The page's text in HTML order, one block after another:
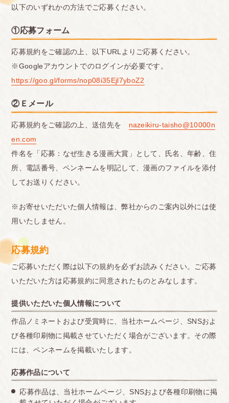
以下のいずれかの方法でご応募ください。
①応募フォーム
応募規約をご確認の上、以下URLよりご応募ください。
※Googleアカウントでのログインが必要です。
https://goo.gl/forms/nop08i35Ejl7yboZ2
②Ｅメール
応募規約をご確認の上、送信先を nazeikiru-taisho@10000n
en.com
件名を「応募：なぜ生きる漫画大賞」として、氏名、年齢、住
所、電話番号、ペンネームを明記して、漫画のファイルを添付
してお送りください。
※お寄せいただいた個人情報は、弊社からのご案内以外には使
用いたしません。
応募規約
ご応募いただく際は以下の規約を必ずお読みください。ご応募
いただいた方は応募規約に同意されたものとみなします。
提供いただいた個人情報について
作品ノミネートおよび受賞時に、当社ホームページ、SNSおよ
び各種印刷物に掲載させていただく場合がございます。その際
には、ペンネームを掲載いたします。
応募作品について
応募作品は、当社ホームページ、SNSおよび各種印刷物に掲